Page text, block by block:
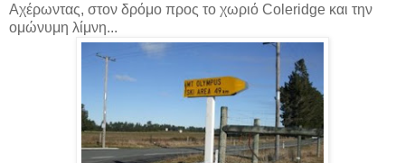
Αχέρωντας, στον δρόμο προς το χωριό Coleridge και την
ομώνυμη λίμνη...